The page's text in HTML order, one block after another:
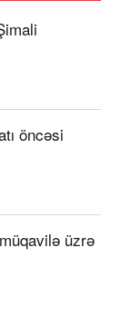
öncəsi
üzrə